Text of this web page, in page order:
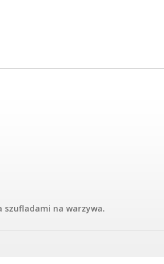
szufladami na warzywa.